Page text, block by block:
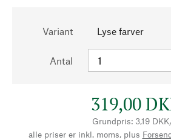
Variant Lyse farver
Antal
319,00
Grundpris: 3,19
alle priser er inkl. moms, plus